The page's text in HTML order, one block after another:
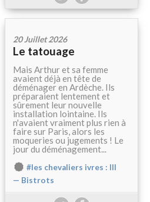
20 Juillet 2026
Le tatouage
Mais Arthur et sa femme
avaient déjà en tête de
déménager en Ardèche. Ils
préparaient lentement et
sûrement leur nouvelle
installation lointaine. Ils
n'avaient vraiment plus rien à
faire sur Paris, alors les
moqueries ou jugements ! Le
jour du déménagement...
#les chevaliers ivres : III
— Bistrots